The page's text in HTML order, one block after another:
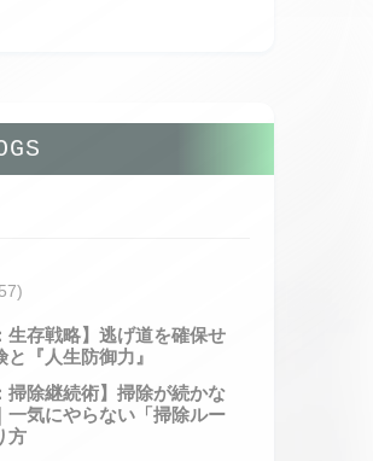
生存戦略】逃げ道を確保せ
『人生防御力』
掃除継続術】掃除が続かな
一気にやらない「掃除ルー
方